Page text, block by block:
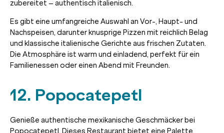
zubereitet – authentisch italienisch.
Es gibt eine umfangreiche Auswahl an Vor-, Haupt- und
Nachspeisen, darunter knusprige Pizzen mit reichlich Belag
und klassische italienische Gerichte aus frischen Zutaten.
Die Atmosphäre ist warm und einladend, perfekt für ein
Familienessen oder einen Abend mit Freunden.
12. Popocatepetl
Genieße authentische mexikanische Geschmäcker bei
Popocatepetl. Dieses Restaurant bietet eine Palette